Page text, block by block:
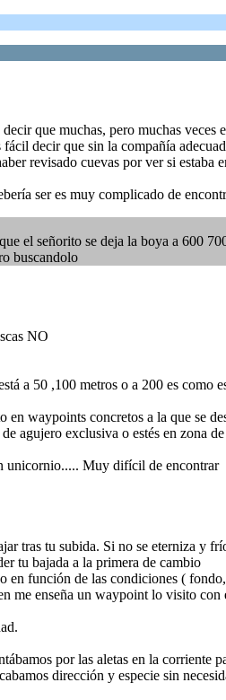
que muchas, pero muchas veces
decir que sin la compañía
revisado cuevas por ver si
ser es muy complicado de
el señorito se deja la boya a 600
buscandolo
NO
a 50 ,100 metros o a 200 es como
waypoints concretos a la que se
agujero exclusiva o estés en zona
unicornio..... Muy difícil de encontrar
tras tu subida. Si no se eterniza y
tu bajada a la primera de cambio
en función de las condiciones (
me enseña un waypoint lo visito
por las aletas en la corriente
dirección y especie sin